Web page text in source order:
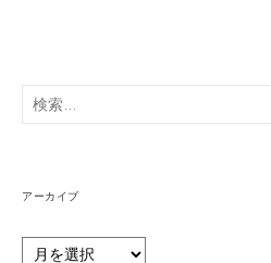
検
索:
アーカイブ